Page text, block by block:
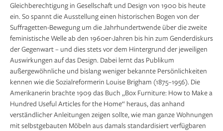
Gleichberechtigung in Gesellschaft und Design von 1900 bis heute
ein. So spannt die Ausstellung einen historischen Bogen von der
Suffragetten-Bewegung um die Jahrhundertwende über die zweite
feministische Welle ab den 1960er-Jahren bis hin zum Genderdiskurs
der Gegenwart – und dies stets vor dem Hintergrund der jeweiligen
Auswirkungen auf das Design. Dabei lernt das Publikum
außergewöhnliche und bislang weniger bekannte Persönlichkeiten
kennen wie die Sozialreformerin Louise Brigham (1875–1956). Die
Amerikanerin brachte 1909 das Buch „Box Furniture: How to Make a
Hundred Useful Articles for the Home“ heraus, das anhand
verständlicher Anleitungen zeigen sollte, wie man ganze Wohnungen
mit selbstgebauten Möbeln aus damals standardisiert verfügbaren